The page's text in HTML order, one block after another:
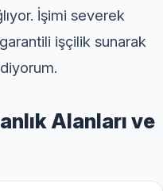
İşimi severek
işçilik sunarak
Alanları ve